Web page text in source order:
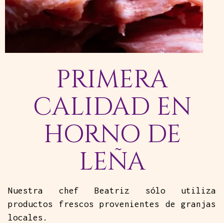
PRIMERA
CALIDAD EN
HORNO DE
LEÑA
Nuestra chef Beatriz sólo utiliza
productos frescos provenientes de granjas
locales.